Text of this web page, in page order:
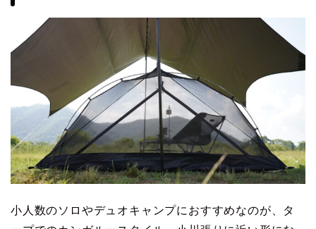
小人数のソロやデュオキャンプにおすすめなのが、タ